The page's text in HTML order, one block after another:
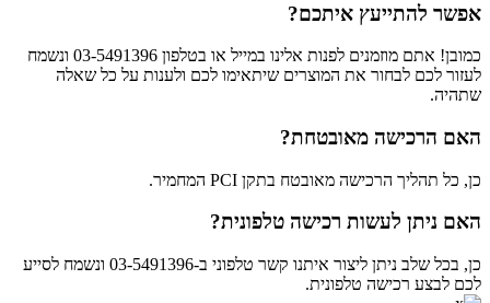
אפשר להתייעץ איתכם?
כמובן! אתם מוזמנים לפנות אלינו במייל או בטלפון 03-5491396 ונשמח
לעזור לכם לבחור את המוצרים שיתאימו לכם ולענות על כל שאלה
שתהיה.
האם הרכישה מאובטחת?
כן, כל תהליך הרכישה מאובטח בתקן PCI המחמיר.
האם ניתן לעשות רכישה טלפונית?
כן, בכל שלב ניתן ליצור איתנו קשר טלפוני ב-03-5491396 ונשמח לסייע
לכם לבצע רכישה טלפונית.